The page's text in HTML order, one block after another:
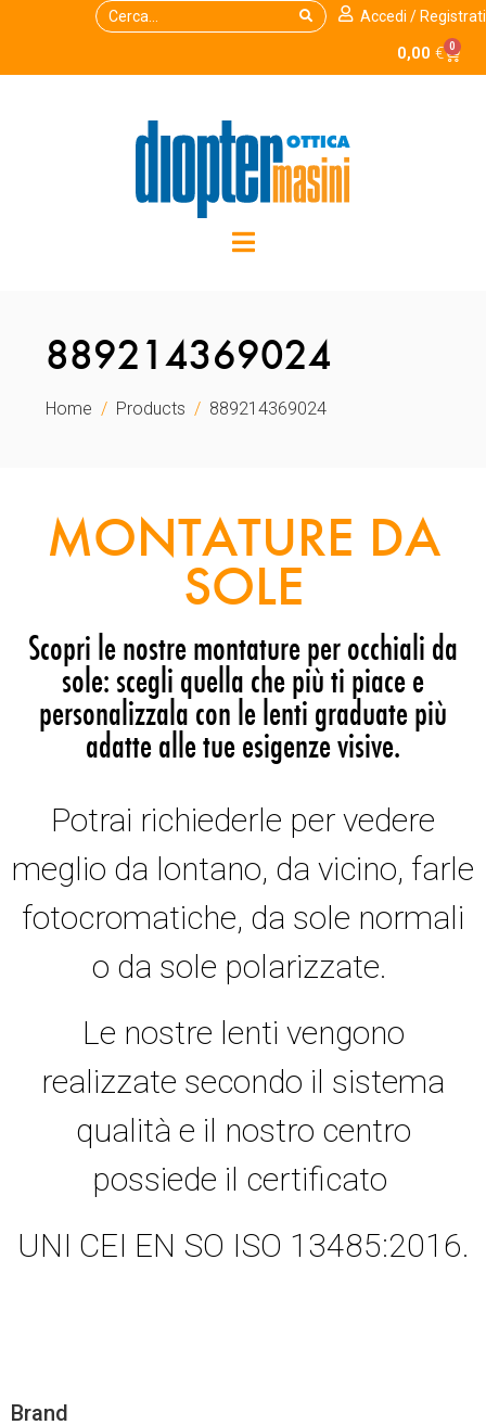
Accedi / Registrati
0,00 € 0
889214369024
Home Products 889214369024
MONTATURE DA
SOLE
Scopri le nostre montature per occhiali da
sole: scegli quella che più ti piace e
personalizzala con le lenti graduate più
adatte alle tue esigenze visive.
Potrai richiederle per vedere
meglio da lontano, da vicino, farle
fotocromatiche, da sole normali
o da sole polarizzate.
Le nostre lenti vengono
realizzate secondo il sistema
qualità e il nostro centro
possiede il certificato
UNI CEI EN SO ISO 13485:2016.
Brand